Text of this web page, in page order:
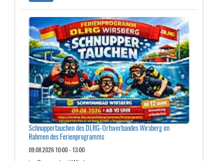
Schnuppertauchen des DLRG-Ortsverbandes Wirsberg im
Rahmen des Ferienprogramms
09.08.2026 10:00 - 13:00